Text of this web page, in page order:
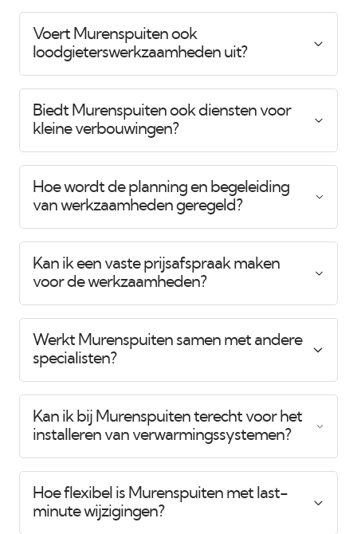
Voert Murenspuiten ook
loodgieterswerkzaamheden uit?
Biedt Murenspuiten ook diensten voor
kleine verbouwingen?
Hoe wordt de planning en begeleiding
van werkzaamheden geregeld?
Kan ik een vaste prijsafspraak maken
voor de werkzaamheden?
Werkt Murenspuiten samen met andere
specialisten?
Kan ik bij Murenspuiten terecht voor het
installeren van verwarmingssystemen?
Hoe flexibel is Murenspuiten met last-
minute wijzigingen?